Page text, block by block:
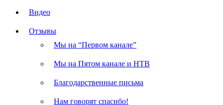
Видео
Отзывы
Мы на “Первом канале”
Мы на Пятом канале и НТВ
Благодарственные письма
Нам говорят спасибо!